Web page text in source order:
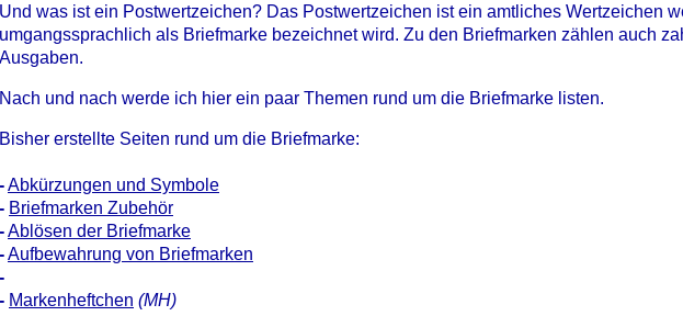
Und was ist ein Postwertzeichen? Das Postwertzeichen ist ein amtliches Wertzeichen
umgangssprachlich als Briefmarke bezeichnet wird. Zu den Briefmarken zählen auch
Ausgaben.
Nach und nach werde ich hier ein paar Themen rund um die Briefmarke listen.
Bisher erstellte Seiten rund um die Briefmarke:
-Abkürzungen und Symbole
- Briefmarken Zubehör
-Ablösen der Briefmarke
-Aufbewahrung von Briefmarken
-
- Markenheftchen (MH)